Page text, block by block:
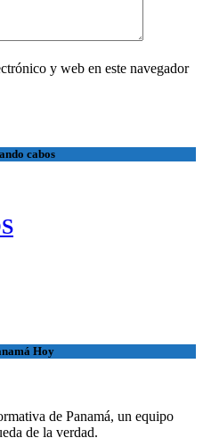
y web en este navegador
cabos
Hoy
de Panamá, un equipo
de la verdad.